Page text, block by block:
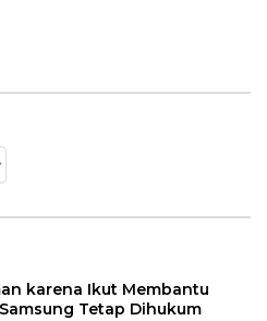
karena Ikut Membantu
Tetap Dihukum